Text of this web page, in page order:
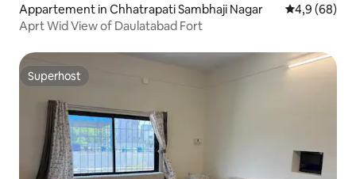
Appartement in Chhatrapati Sambhaji Nagar Gemiddelde
4,9 (68)
Aprt Wid View of Daulatabad Fort
Superhost
Superhost